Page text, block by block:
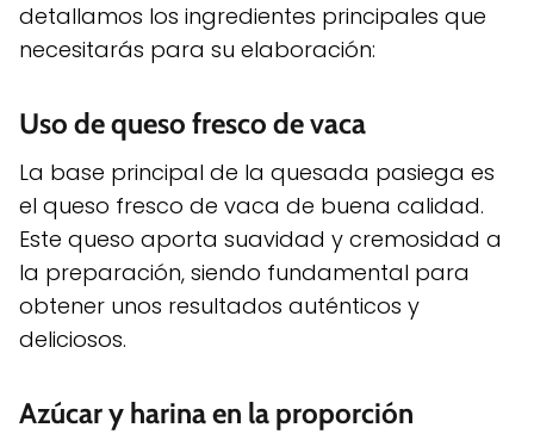
detallamos los ingredientes principales que
necesitarás para su elaboración:
Uso de queso fresco de vaca
La base principal de la quesada pasiega es
el queso fresco de vaca de buena calidad.
Este queso aporta suavidad y cremosidad a
la preparación, siendo fundamental para
obtener unos resultados auténticos y
deliciosos.
Azúcar y harina en la proporción